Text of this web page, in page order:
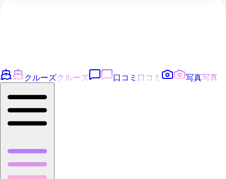
クルーズクルーズ 口コミ 口コミ 写真写真